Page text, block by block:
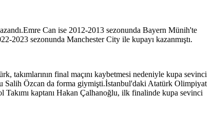
Can ise 2012-2013 sezonunda Bayern Münih'te
2023 sezonunda Manchester City ile kupayı kazanmıştı.
final maçını kaybetmesi nedeniyle kupa sevinci
Salih Özcan da forma giymişti.İstanbul'daki Atatürk Olimpiyat
kaptanı Hakan Çalhanoğlu, ilk finalinde kupa sevinci